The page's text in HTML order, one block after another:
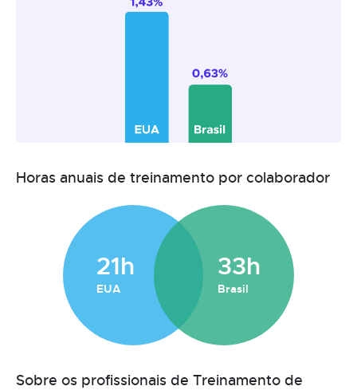
Horas anuais de treinamento por colaborador
21h
EUA
33h
Brasil
Sobre os profissionais de Treinamento de